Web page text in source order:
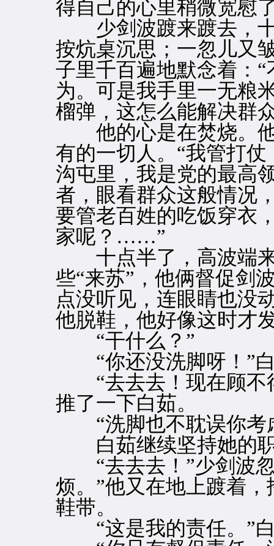
得自己的心里稍微宽慰
少剑波踱来踱去，十
按炕桌沉思；一忽儿又
子里千百遍地默念着：
为。可是我手里一无粮
榴弹，这怎么能解决群
他的心是在焚烧。他
有的一切人。“我管打
沟屯里，我是党的最高
者，眼看群众这般情况
要管老百姓的吃饭穿衣
家呢？……”
十点半了，高波端来
些“来苏”，他俩督促剑
点没听见，连眼睛也没
他脱鞋，他好像这时才
“干什么？”
“你还没洗脚呀！”白
“去去去！现在顾不
推了一下白茹。
“洗脚也不耽误你考
白茹继续坚持她的
“去去去！”少剑波忽
烦。”他又在地上踱着
鞋带。
“这是我的责任。”白